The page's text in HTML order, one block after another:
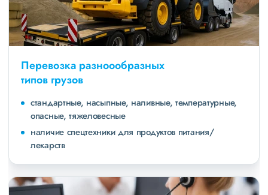
Перевозка разноообразных
типов грузов
стандартные, насыпные, наливные, температурные,
опасные, тяжеловесные
наличие спецтехники для продуктов питания/
лекарств